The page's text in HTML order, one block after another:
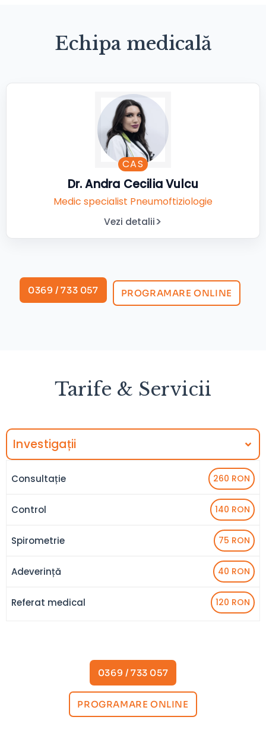
Echipa medicală
CAS
Dr. Andra Cecilia Vulcu
Medic specialist Pneumoftiziologie
Vezi detalii
0369 / 733 057 PROGRAMARE ONLINE
Tarife & Servicii
Investigații
Consultație 260 RON
Control 140 RON
Spirometrie 75 RON
Adeverință 40 RON
Referat medical 120 RON
0369 / 733 057
PROGRAMARE ONLINE